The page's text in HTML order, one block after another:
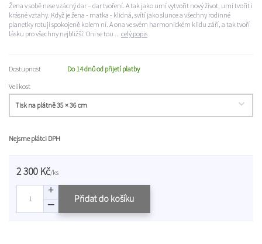
Žena v sobě nese vzácný dar – dar tvoření. A tak jako umí vytvořit nový život, umí tvořit i
krásné vztahy. Když je žena - matka - klidná, svítí jako slunce a všechny rodinné
planetky rotují spokojeně kolem ní. A ona ve svém harmonickém klidu září, a tak tvoří
lásku pro všechny nejbližší. Oni se tou ... celý popis
Dostupnost
Do 14 dnů od přijetí platby
Velikost
Nejsme plátci DPH
2 300 Kč/ks
Přidat do košíku